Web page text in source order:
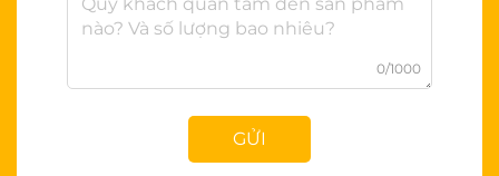
0/1000
GỬI